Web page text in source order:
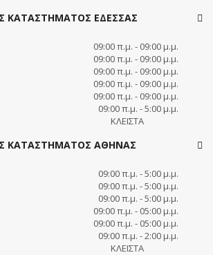
ΚΑΤΑΣΤΗΜΑΤΟΣ ΕΔΕΣΣΑΣ
09:00 π.μ. - 09:00 μ.μ.
09:00 π.μ. - 09:00 μ.μ.
09:00 π.μ. - 09:00 μ.μ.
09:00 π.μ. - 09:00 μ.μ.
09:00 π.μ. - 09:00 μ.μ.
09:00 π.μ. - 5:00 μ.μ.
ΚΛΕΙΣΤΑ
ΚΑΤΑΣΤΗΜΑΤΟΣ ΑΘΗΝΑΣ
09:00 π.μ. - 5:00 μ.μ.
09:00 π.μ. - 5:00 μ.μ.
09:00 π.μ. - 5:00 μ.μ.
09:00 π.μ. - 05:00 μ.μ.
09:00 π.μ. - 05:00 μ.μ.
09:00 π.μ. - 2:00 μ.μ.
ΚΛΕΙΣΤΑ